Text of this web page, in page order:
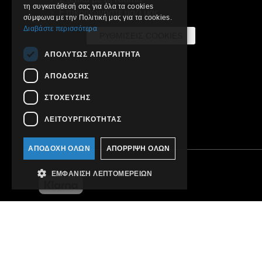
Επικοινωνήστε μαζί μας
τη συγκατάθεσή σας για όλα τα cookies
σύμφωνα με την Πολιτική μας για τα cookies.
Διαβάστε περισσότερα
ΑΠΟΛΎΤΩΣ ΑΠΑΡΑΊΤΗΤΑ
ΑΠΌΔΟΣΗΣ
ΣΤΌΧΕΥΣΗΣ
ΛΕΙΤΟΥΡΓΙΚΌΤΗΤΑΣ
ΑΠΟΔΟΧΉ ΌΛΩΝ ΑΠΌΡΡΙΨΗ ΌΛΩΝ
ΕΜΦΆΝΙΣΗ ΛΕΠΤΟΜΕΡΕΙΏΝ